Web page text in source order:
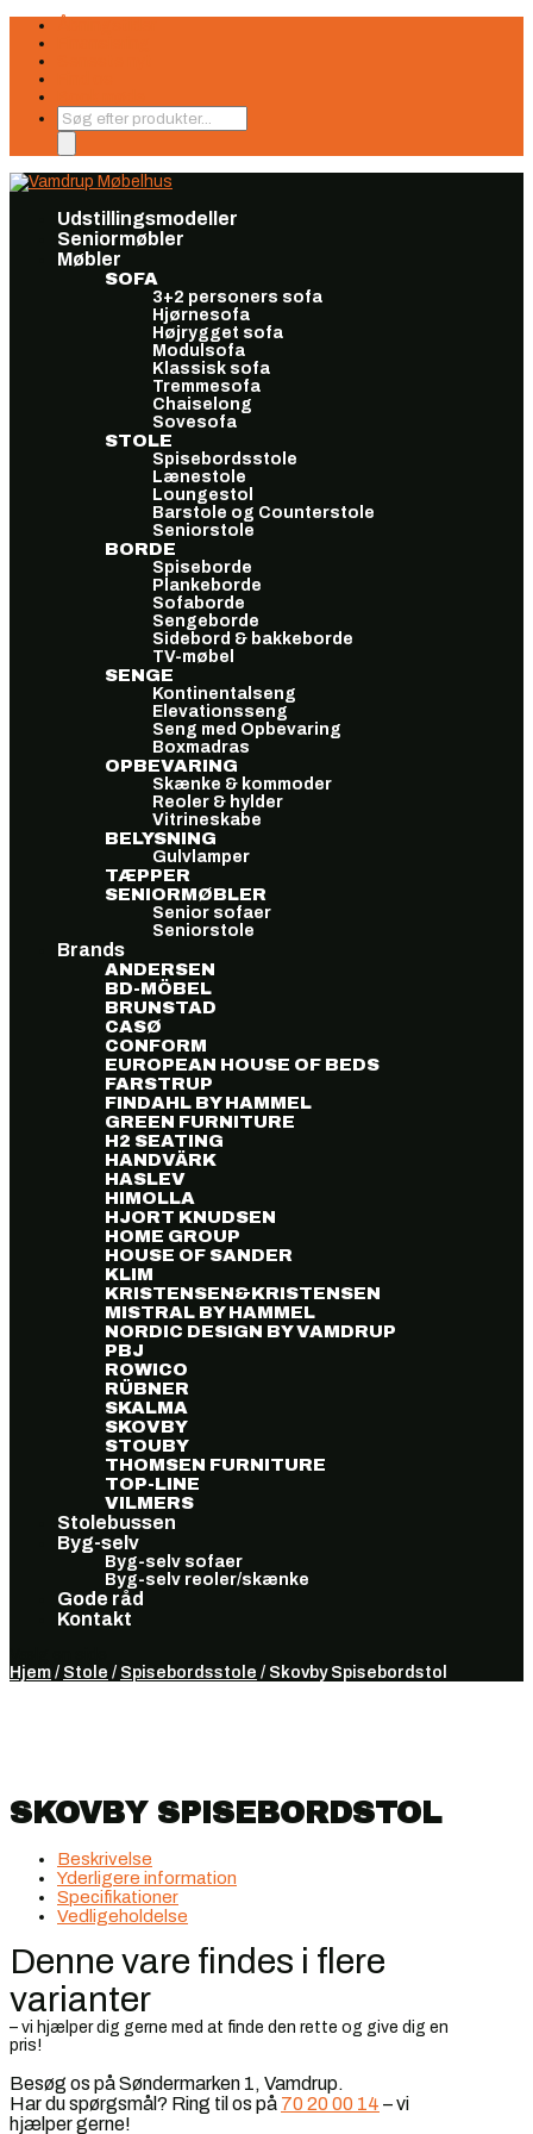
Products
search
Udstillingsmodeller
Seniormøbler
Møbler
SOFA
3+2 personers sofa
Hjørnesofa
Højrygget sofa
Modulsofa
Klassisk sofa
Tremmesofa
Chaiselong
Sovesofa
STOLE
Spisebordsstole
Lænestole
Loungestol
Barstole og Counterstole
Seniorstole
BORDE
Spiseborde
Plankeborde
Sofaborde
Sengeborde
Sidebord & bakkeborde
TV-møbel
SENGE
Kontinentalseng
Elevationsseng
Seng med Opbevaring
Boxmadras
OPBEVARING
Skænke & kommoder
Reoler & hylder
Vitrineskabe
BELYSNING
Gulvlamper
TÆPPER
SENIORMØBLER
Senior sofaer
Seniorstole
Brands
ANDERSEN
BD-MÖBEL
BRUNSTAD
CASØ
CONFORM
EUROPEAN HOUSE OF BEDS
FARSTRUP
FINDAHL BY HAMMEL
GREEN FURNITURE
H2 SEATING
HANDVÄRK
HASLEV
HIMOLLA
HJORT KNUDSEN
HOME GROUP
HOUSE OF SANDER
KLIM
KRISTENSEN&KRISTENSEN
MISTRAL BY HAMMEL
NORDIC DESIGN BY VAMDRUP
PBJ
ROWICO
RÜBNER
SKALMA
SKOVBY
STOUBY
THOMSEN FURNITURE
TOP-LINE
VILMERS
Stolebussen
Byg-selv
Byg-selv sofaer
Byg-selv reoler/skænke
Gode råd
Kontakt
Hjem / Stole / Spisebordsstole / Skovby Spisebordstol
SKOVBY SPISEBORDSTOL
Beskrivelse
Yderligere information
Specifikationer
Vedligeholdelse
Denne vare findes i flere
varianter
– vi hjælper dig gerne med at finde den rette og give dig en
pris!
Besøg os på Søndermarken 1, Vamdrup.
Har du spørgsmål? Ring til os på 70 20 00 14 – vi
hjælper gerne!